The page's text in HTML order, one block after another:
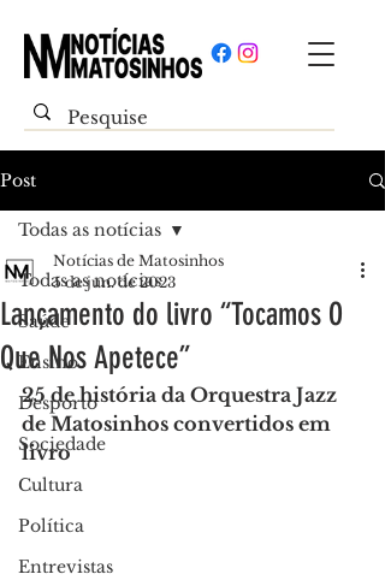
Post
Todas as notícias
Saúde
Ensino
Desporto
Sociedade
Cultura
Política
Entrevistas
Todas as notícias
Lançamento do livro “Tocamos O
Que Nos Apetece”
Notícias de Matosinhos
5 de jun. de 2023
25 de história da Orquestra Jazz
de Matosinhos convertidos em
livro